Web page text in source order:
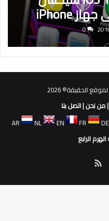
جودة السيلفي على جهاز iPhone
0
الحقيقة© 2026
|من نحن|اتصل بنا
AR
NL EN FR DE
الرابع
فيسبوك
الموقع